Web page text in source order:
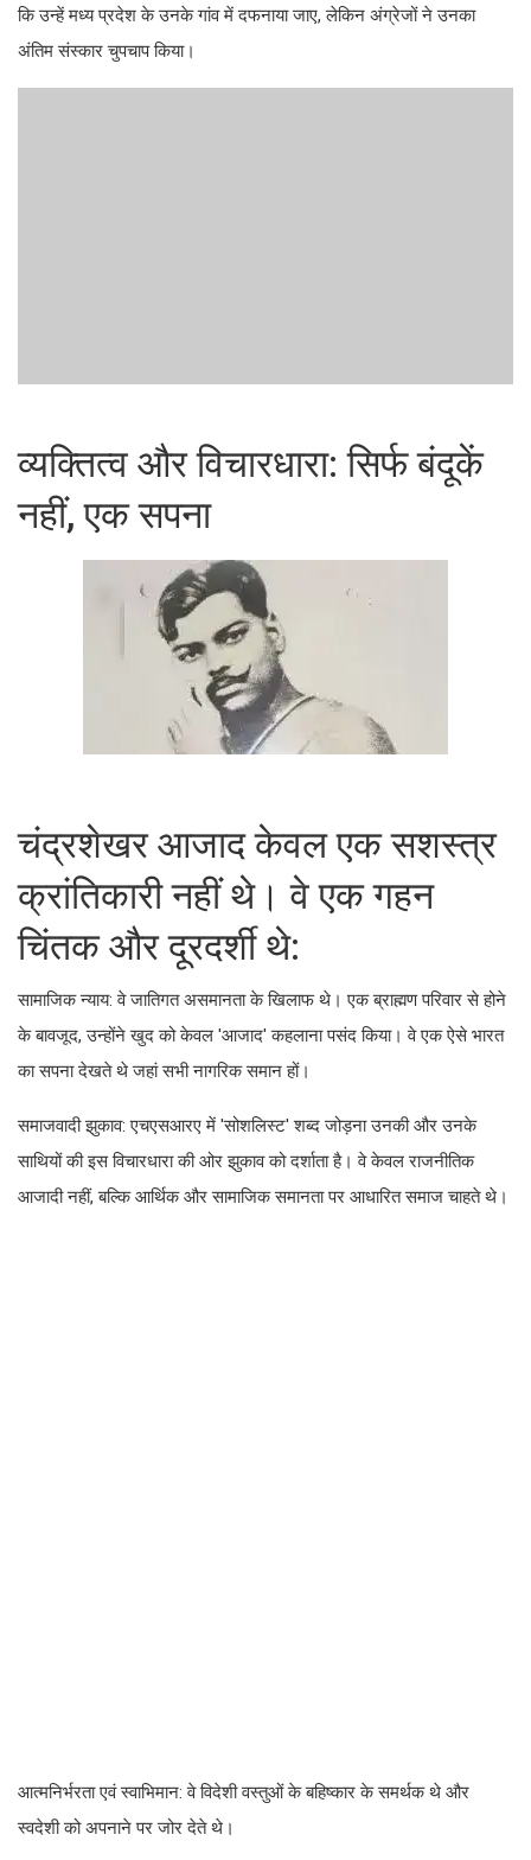
कि उन्हें मध्य प्रदेश के उनके गांव में दफनाया जाए, लेकिन अंग्रेजों ने उनका
अंतिम संस्कार चुपचाप किया।
व्यक्तित्व और विचारधारा: सिर्फ बंदूकें
नहीं, एक सपना
चंद्रशेखर आजाद केवल एक सशस्त्र
क्रांतिकारी नहीं थे। वे एक गहन
चिंतक और दूरदर्शी थे:
सामाजिक न्याय: वे जातिगत असमानता के खिलाफ थे। एक ब्राह्मण परिवार से होने
के बावजूद, उन्होंने खुद को केवल 'आजाद' कहलाना पसंद किया। वे एक ऐसे भारत
का सपना देखते थे जहां सभी नागरिक समान हों।
समाजवादी झुकाव: एचएसआरए में 'सोशलिस्ट' शब्द जोड़ना उनकी और उनके
साथियों की इस विचारधारा की ओर झुकाव को दर्शाता है। वे केवल राजनीतिक
आजादी नहीं, बल्कि आर्थिक और सामाजिक समानता पर आधारित समाज चाहते थे।
आत्मनिर्भरता एवं स्वाभिमान: वे विदेशी वस्तुओं के बहिष्कार के समर्थक थे और
स्वदेशी को अपनाने पर जोर देते थे।